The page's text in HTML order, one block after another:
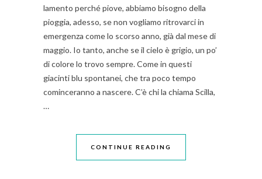
lamento perché piove, abbiamo bisogno della
pioggia, adesso, se non vogliamo ritrovarci in
emergenza come lo scorso anno, già dal mese di
maggio. Io tanto, anche se il cielo è grigio, un po’
di colore lo trovo sempre. Come in questi
giacinti blu spontanei, che tra poco tempo
cominceranno a nascere. C’è chi la chiama Scilla,
…
CONTINUE READING